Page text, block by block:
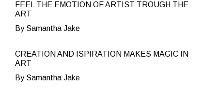
FEEL THE EMOTION OF ARTIST TROUGH THE
ART
By Samantha Jake
CREATION AND ISPIRATION MAKES MAGIC IN
ART
By Samantha Jake